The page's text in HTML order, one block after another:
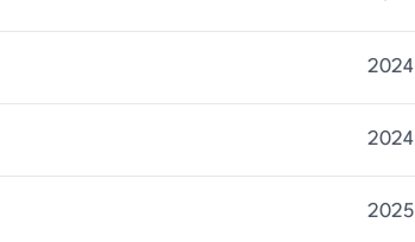
2024
2024
2025